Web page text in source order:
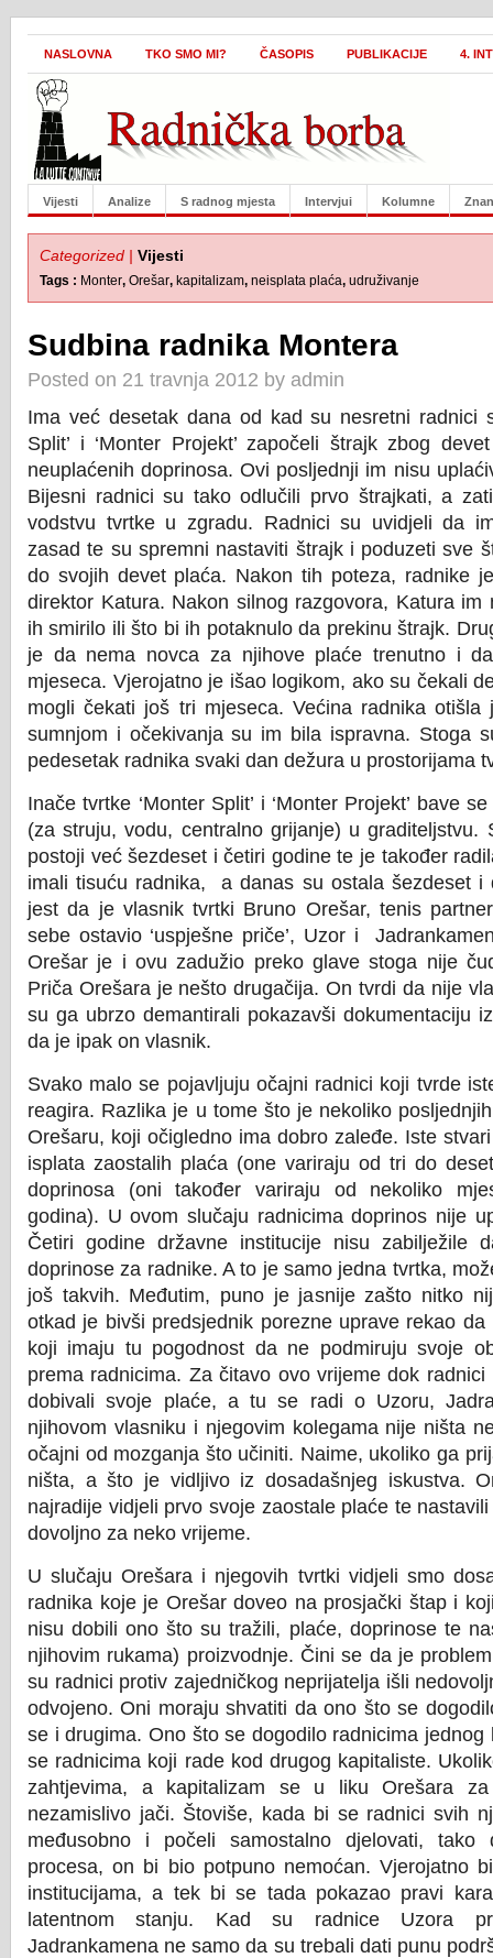
NASLOVNA TKO SMO MI? ČASOPIS PUBLIKACIJE 4.
Vijesti Analize S radnog mjesta Intervjui Kolumne
Categorized | Vijesti
Tags : Monter, Orešar, kapitalizam, neisplata plaća, udruživanje
Sudbina radnika Montera
Posted on 21 travnja 2012 by admin
Ima već desetak dana od kad su nesretni radnici
Split’ i ‘Monter Projekt’ započeli štrajk zbog
neuplaćenih doprinosa. Ovi posljednji im nisu
Bijesni radnici su tako odlučili prvo štrajkati, a
vodstvu tvrtke u zgradu. Radnici su uvidjeli da
zasad te su spremni nastaviti štrajk i poduzeti sve
do svojih devet plaća. Nakon tih poteza, radnike
direktor Katura. Nakon silnog razgovora, Katura
ih smirilo ili što bi ih potaknulo da prekinu štrajk.
je da nema novca za njihove plaće trenutno i
mjeseca. Vjerojatno je išao logikom, ako su čekali
mogli čekati još tri mjeseca. Većina radnika
sumnjom i očekivanja su im bila ispravna. Stoga
pedesetak radnika svaki dan dežura u prostorijama
Inače tvrtke ‘Monter Split’ i ‘Monter Projekt’ bave
(za struju, vodu, centralno grijanje) u graditeljstvu.
postoji već šezdeset i četiri godine te je također
imali tisuću radnika,
a danas su ostala šezdeset i
jest da je vlasnik tvrtki Bruno Orešar, tenis
sebe ostavio ‘uspješne priče’, Uzor i
Orešar je i ovu zadužio preko glave stoga nije
Priča Orešara je nešto drugačija. On tvrdi da nije
su ga ubrzo demantirali pokazavši dokumentaciju
da je ipak on vlasnik.
Svako malo se pojavljuju očajni radnici koji tvrde
reagira. Razlika je u tome što je nekoliko
Orešaru, koji očigledno ima dobro zaleđe. Iste
isplata zaostalih plaća (one variraju od tri do
doprinosa (oni također variraju od nekoliko
godina). U ovom slučaju radnicima doprinos nije
Četiri godine državne institucije nisu zabilježile
doprinose za radnike. A to je samo jedna tvrtka,
još takvih. Međutim, puno je jasnije zašto nitko
otkad je bivši predsjednik porezne uprave rekao
koji imaju tu pogodnost da ne podmiruju svoje
prema radnicima. Za čitavo ovo vrijeme dok
dobivali svoje plaće, a tu se radi o Uzoru,
njihovom vlasniku i njegovim kolegama nije ništa
očajni od mozganja što učiniti. Naime, ukoliko ga
ništa, a što je vidljivo iz dosadašnjeg iskustva.
najradije vidjeli prvo svoje zaostale plaće te
dovoljno za neko vrijeme.
U slučaju Orešara i njegovih tvrtki vidjeli smo
radnika koje je Orešar doveo na prosjački štap i
nisu dobili ono što su tražili, plaće, doprinose te
njihovim rukama) proizvodnje. Čini se da je
su radnici protiv zajedničkog neprijatelja išli
odvojeno. Oni moraju shvatiti da ono što se
se i drugima. Ono što se dogodilo radnicima jednog
se radnicima koji rade kod drugog kapitaliste.
zahtjevima, a kapitalizam se u liku Orešara
nezamislivo jači. Štoviše, kada bi se radnici svih
međusobno i počeli samostalno djelovati,
procesa, on bi bio potpuno nemoćan. Vjerojatno
institucijama, a tek bi se tada pokazao pravi
latentnom stanju. Kad su radnice Uzora
Jadrankamena ne samo da su trebali dati punu